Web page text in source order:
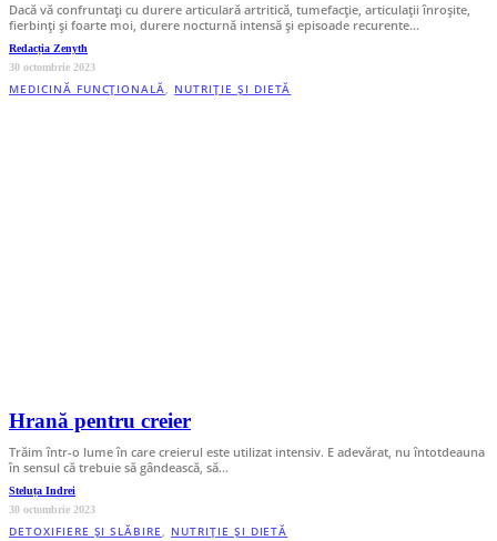
Dacă vă confruntați cu durere articulară artritică, tumefacție, articulații înroșite,
fierbinți și foarte moi, durere nocturnă intensă și episoade recurente…
Redacția Zenyth
30 octombrie 2023
MEDICINĂ FUNCȚIONALĂ, NUTRIȚIE ȘI DIETĂ
Hrană pentru creier
Trăim într-o lume în care creierul este utilizat intensiv. E adevărat, nu întotdeauna
în sensul că trebuie să gândească, să…
Steluța Indrei
30 octombrie 2023
DETOXIFIERE ȘI SLĂBIRE, NUTRIȚIE ȘI DIETĂ